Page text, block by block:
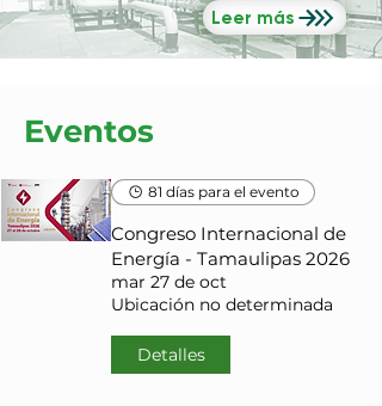
Leer más
Eventos
81 días para el evento
Congreso Internacional de
Energía - Tamaulipas 2026
mar 27 de oct
Ubicación no determinada
Detalles